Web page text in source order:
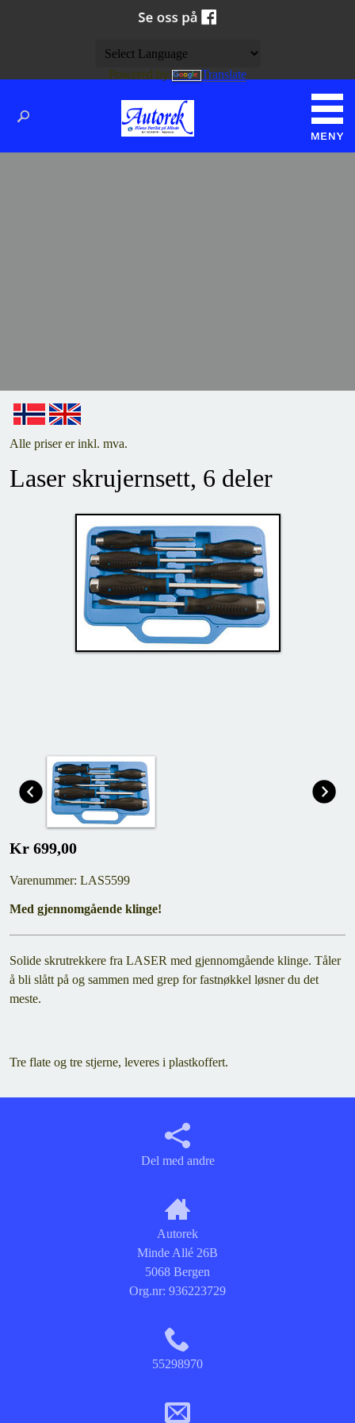
Alle priser er inkl. mva.
Laser skrujernsett, 6 deler
Kr 699,00
Varenummer: LAS5599
Med gjennomgående klinge!
Solide skrutrekkere fra LASER med gjennomgående klinge. Tåler
å bli slått på og sammen med grep for fastnøkkel løsner du det
meste.
Tre flate og tre stjerne, leveres i plastkoffert.
Powered by Translate
Del med andre
Autorek
Minde Allé 26B
5068 Bergen
Org.nr: 936223729
55298970